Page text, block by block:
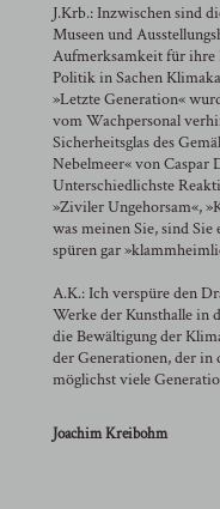
J.Krb.: Inzwischen sind
Museen und
Aufmerksamkeit für ihre
Politik in Sachen
»Letzte Generation«
vom Wachpersonal
Sicherheitsglas des
Nebelmeer« von
Unterschiedlichste
»Ziviler Ungehorsam«,
was meinen Sie, sind
spüren gar
A.K.: Ich verspüre den
Werke der Kunsthalle in
die Bewältigung der
der Generationen, der in
möglichst viele
Joachim Kreibohm